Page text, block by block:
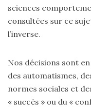
sciences
consultées sur ce
l’inverse.
Nos décisions sont
des automatismes,
normes sociales et
« succès » ou du «